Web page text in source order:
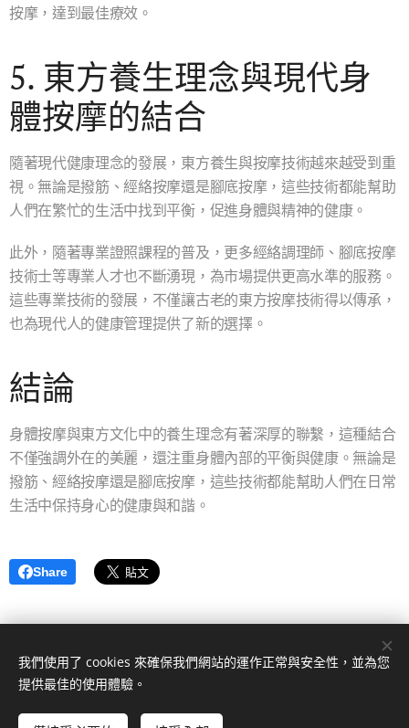
按摩，達到最佳療效。
5. 東方養生理念與現代身
體按摩的結合
隨著現代健康理念的發展，東方養生與按摩技術越來越受到重
視。無論是撥筋、經絡按摩還是腳底按摩，這些技術都能幫助
人們在繁忙的生活中找到平衡，促進身體與精神的健康。
此外，隨著專業證照課程的普及，更多經絡調理師、腳底按摩
技術士等專業人才也不斷湧現，為市場提供更高水準的服務。
這些專業技術的發展，不僅讓古老的東方按摩技術得以傳承，
也為現代人的健康管理提供了新的選擇。
結論
身體按摩與東方文化中的養生理念有著深厚的聯繫，這種結合
不僅強調外在的美麗，還注重身體內部的平衡與健康。無論是
撥筋、經絡按摩還是腳底按摩，這些技術都能幫助人們在日常
生活中保持身心的健康與和諧。
Share
© 2024 版權所有
我們使用了 cookies 來確保我們網站的運作正常與安全性，並為您
提供最佳的使用體驗。